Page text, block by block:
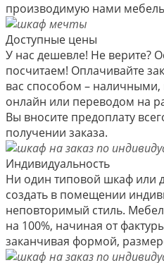
производимую нами
Доступные цены
У нас дешевле! Не верите?
посчитаем! Оплачивайте
вас способом – наличными,
онлайн или переводом на
Вы вносите предоплату
получении заказа.
Индивидуальность
Ни один типовой шкаф или
создать в помещении
неповторимый стиль.
на 100%, начиная от
заканчивая формой,